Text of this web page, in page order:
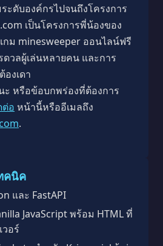
ะดับองค์กรไปจนถึงโครงการ
เป็นโครงการพี่น้องของ
เกม minesweeper ออนไลน์ฟรี
วลผู้เล่นหลายคน และการ
งเดา
หรือข้อบกพร่องที่ต้องการ
ต่อ หน้านี้หรืออีเมลถึง
.
คนิค
และ FastAPI
JavaScript พร้อม HTML ที่
วอร์